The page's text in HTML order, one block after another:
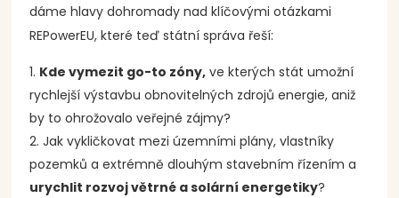
dáme hlavy dohromady nad klíčovými otázkami
REPowerEU, které teď státní správa řeší:
Kde vymezit go-to zóny, ve kterých stát umožní
rychlejší výstavbu obnovitelných zdrojů energie, aniž
by to ohrožovalo veřejné zájmy?
Jak vykličkovat mezi územními plány, vlastníky
pozemků a extrémně dlouhým stavebním řízením a
urychlit rozvoj větrné a solární energetiky?